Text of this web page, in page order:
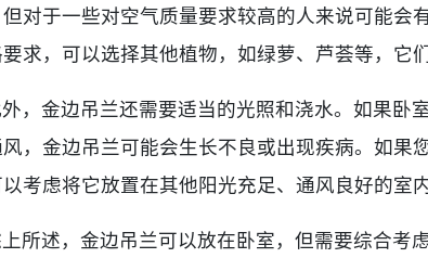
对于一些对空气质量要求较高的人来说可能会
求，可以选择其他植物，如绿萝、芦荟等，它
，金边吊兰还需要适当的光照和浇水。如果卧
，金边吊兰可能会生长不良或出现疾病。如果
考虑将它放置在其他阳光充足、通风良好的室内
所述，金边吊兰可以放在卧室，但需要综合考